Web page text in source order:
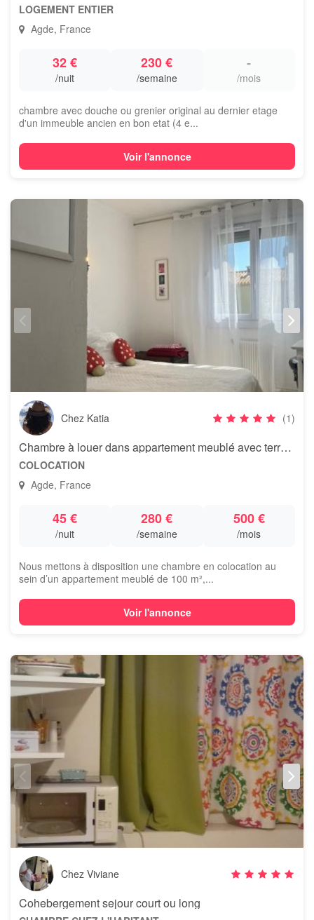
LOGEMENT ENTIER
Agde, France
32 €
/nuit
230 €
/semaine
-
/mois
chambre avec douche ou grenier original au dernier etage
d'un immeuble ancien en bon etat (4 e...
Voir l'annonce
Chez Katia (1)
Chambre à louer dans appartement meublé avec terrasse
COLOCATION
Agde, France
45 €
/nuit
280 €
/semaine
500 €
/mois
Nous mettons à disposition une chambre en colocation au
sein d’un appartement meublé de 100 m²,...
Voir l'annonce
Chez Viviane
Cohebergement sejour court ou long